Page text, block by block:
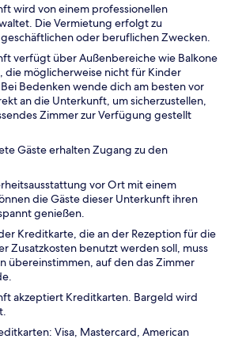
wird von einem professionellen
Die Vermietung erfolgt zu
oder beruflichen Zwecken.
verfügt über Außenbereiche wie Balkone
die möglicherweise nicht für Kinder
Bedenken wende dich am besten vor
an die Unterkunft, um sicherzustellen,
Zimmer zur Verfügung gestellt
Gäste erhalten Zugang zu den
vor Ort mit einem
die Gäste dieser Unterkunft ihren
genießen.
Kreditkarte, die an der Rezeption für die
Zusatzkosten benutzt werden soll, muss
übereinstimmen, auf den das Zimmer
akzeptiert Kreditkarten. Bargeld wird
Visa, Mastercard, American